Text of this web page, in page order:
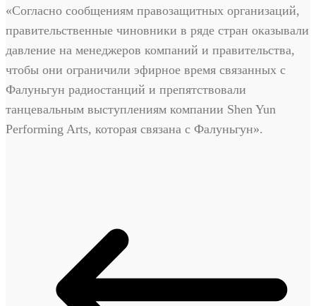
«Согласно сообщениям правозащитных организаций,
правительственные чиновники в ряде стран оказывали
давление на менеджеров компаний и правительства,
чтобы они ограничили эфирное время связанных с
Фалуньгун радиостанций и препятствовали
танцевальным выступлениям компании Shen Yun
Performing Arts, которая связана с Фалуньгун».